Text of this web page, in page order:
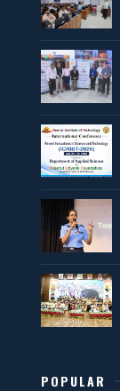
POPULAR